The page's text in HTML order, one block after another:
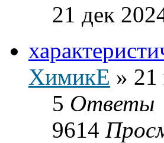
21 дек
ХимикЕ » 21
5 Ответы
9614